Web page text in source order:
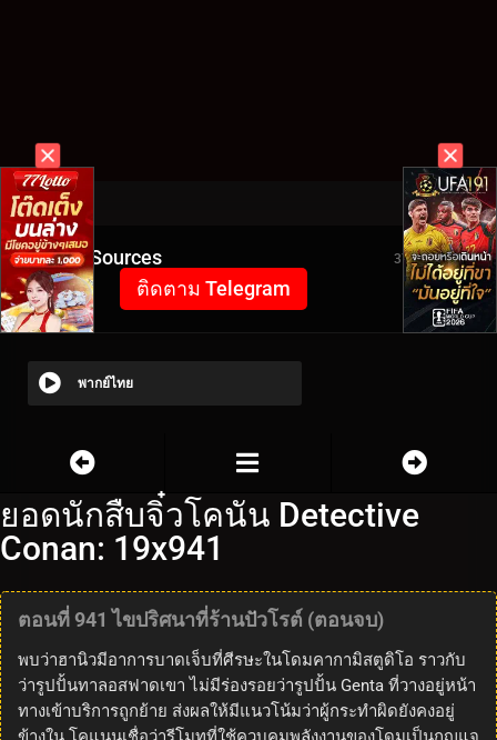
Video Sources 3737 Views
ติดตาม Telegram
พากย์ไทย
ยอดนักสืบจิ๋วโคนัน Detective
Conan: 19x941
ตอนที่ 941 ไขปริศนาที่ร้านปัวโรต์ (ตอนจบ)
พบว่าฮานิวมีอาการบาดเจ็บที่ศีรษะในโดมคากามิสตูดิโอ ราวกับ
ว่ารูปปั้นทาลอสฟาดเขา ไม่มีร่องรอยว่ารูปปั้น Genta ที่วางอยู่หน้า
ทางเข้าบริการถูกย้าย ส่งผลให้มีแนวโน้มว่าผู้กระทำผิดยังคงอยู่